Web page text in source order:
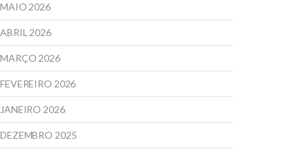
MAIO 2026
ABRIL 2026
MARÇO 2026
FEVEREIRO 2026
JANEIRO 2026
DEZEMBRO 2025